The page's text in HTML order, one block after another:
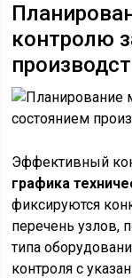
контролю
Эффективный
графика
фиксируются
перечень узлов,
типа
контроля с